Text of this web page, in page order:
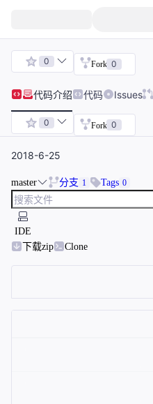
0 Fork 0
代码介绍 代码 Issues
0 Fork 0
2018-6-25
master 分支 1 Tags 0
IDE
下载zip
Clone